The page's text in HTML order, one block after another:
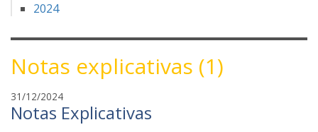
2024
Notas explicativas (1)
31/12/2024f
a
Notas Explicativas